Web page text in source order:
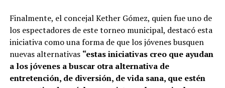
Finalmente, el concejal Kether Gómez, quien fue uno de
los espectadores de este torneo municipal, destacó esta
iniciativa como una forma de que los jóvenes busquen
nuevas alternativas “estas iniciativas creo que ayudan
a los jóvenes a buscar otra alternativa de
entretención, de diversión, de vida sana, que estén